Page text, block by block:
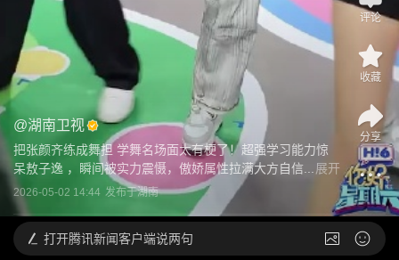
@湖南卫视
把张颜齐练成舞担 学舞名场面太有梗了！超强学习能力惊
呆敖子逸 ，瞬间被实力震慑，傲娇属性拉满大方自信...
展开
2026-05-02 14:44 发布于湖南
评论
收藏
分享
打开腾讯新闻客户端说两句